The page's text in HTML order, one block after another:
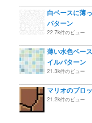
白ベースに薄
パターン
22.7k件のビュー
薄い水色ベー
イルパターン
21.3k件のビュー
マリオのブロ
21.2k件のビュー